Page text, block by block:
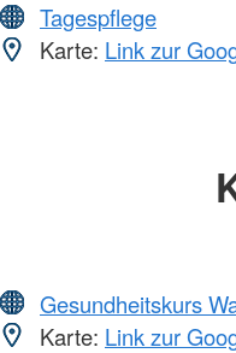
Tagespflege
Karte: Link zur
Gesundheitskurs
Karte: Link zur